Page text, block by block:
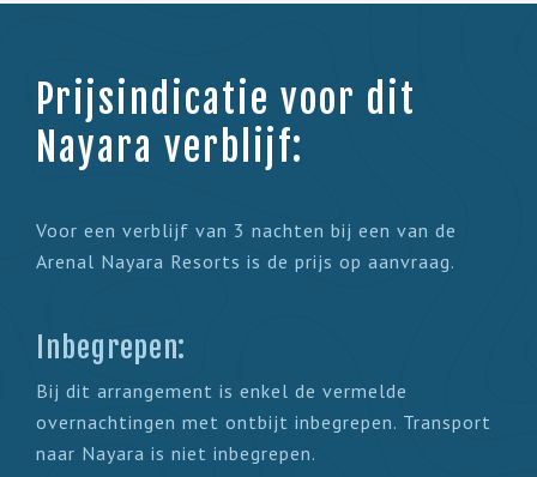
Prijsindicatie voor dit
Nayara verblijf:
Voor een verblijf van 3 nachten bij een van de
Arenal Nayara Resorts is de prijs op aanvraag.
Inbegrepen:
Bij dit arrangement is enkel de vermelde
overnachtingen met ontbijt inbegrepen. Transport
naar Nayara is niet inbegrepen.